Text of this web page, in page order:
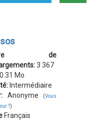
LE
de
3 367
0.31 Mo
Intermédiaire
Anonyme (Vous
?)
Français